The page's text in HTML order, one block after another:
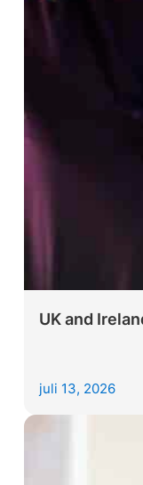
UK and
juli 13, 2026